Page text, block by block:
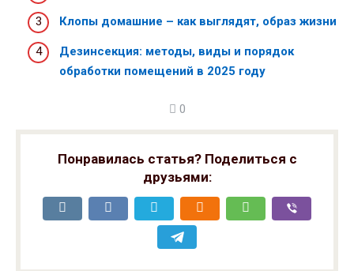
Клопы домашние – как выглядят, образ жизни
Дезинсекция: методы, виды и порядок
обработки помещений в 2025 году
0
Понравилась статья? Поделиться с
друзьями: